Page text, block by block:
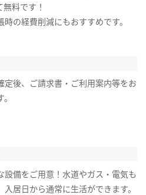
料です！
時の経費削減にもおすすめです。
定後、ご請求書・ご利用案内等をお
設備をご用意！水道やガス・電気も
入居日から通常に生活ができます。